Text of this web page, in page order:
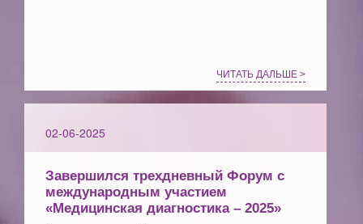
ЧИТАТЬ ДАЛЬШЕ >
02-06-2025
Завершился трехдневный Форум с
международным участием
«Медицинская диагностика – 2025»